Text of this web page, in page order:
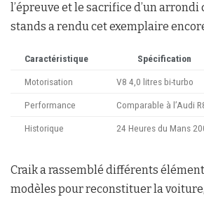
l’épreuve et le sacrifice d’un arrondi
stands a rendu cet exemplaire
Caractéristique Spécification
Motorisation V8 4,0 litres bi-turbo
Performance Comparable à l’Audi
Historique 24 Heures du Mans
Craik a rassemblé différents
modèles pour reconstituer la